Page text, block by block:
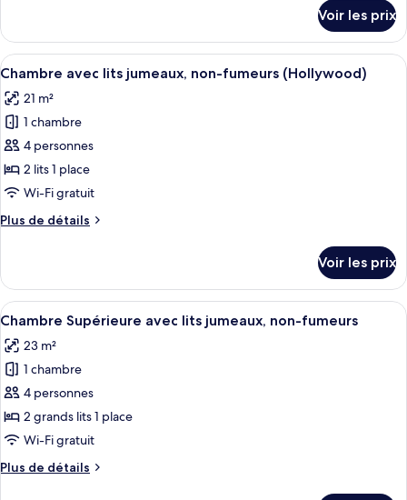
lits
jumeaux,
non-
fumeurs
(Moderate)
le
type
de
Chambre
avec
lits
jumeaux,
non-
fumeurs
(Moderate)
Voir les prix
Afficher
toutes
les
photos
pour
ce
type
chambre :
lits
jumeaux,
non-
fumeurs
(Hollywood)
Une chambre d’hôtel avec deux
9
Chambre avec lits jumeaux, non-fumeurs (Hollywood)
21 m²
1 chambre
4 personnes
2 lits 1 place
Wi-Fi gratuit
Plus de détails
Plus
le
type
de
Chambre
avec
lits
jumeaux,
non-
fumeurs
(Hollywood)
Voir les prix
Afficher
toutes
les
photos
pour
ce
type
chambre :
Une chambre d’hôtel avec deux lits,
8
Chambre Supérieure avec lits jumeaux, non-fumeurs
23 m²
1 chambre
4 personnes
2 grands lits 1 place
Wi-Fi gratuit
Plus de détails
Plus